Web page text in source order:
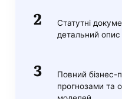
Статутні
детальний опис
Повний бізнес-
прогнозами та